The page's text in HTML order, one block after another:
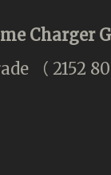
Charger
（ 2152